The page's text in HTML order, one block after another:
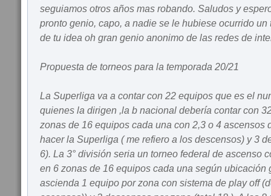
seguiamos otros años mas robando. Saludos y
pronto genio, capo, a nadie se le hubiese ocurrido
de tu idea oh gran genio anonimo de las redes de
Propuesta de torneos para la temporada 20/21
La Superliga va a contar con 22 equipos que es el
quienes la dirigen ,la b nacional debería contar con
zonas de 16 equipos cada una con 2,3 o 4 ascensos
hacer la Superliga ( me refiero a los descensos) y 3
6). La 3° división seria un torneo federal de ascenso
en 6 zonas de 16 equipos cada una según ubicación
ascienda 1 equipo por zona con sistema de play off